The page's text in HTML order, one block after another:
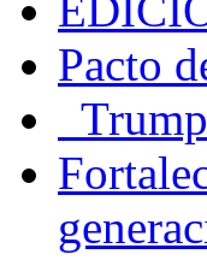
Pacto